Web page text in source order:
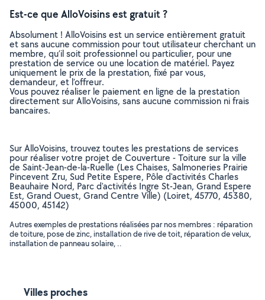
Est-ce que AlloVoisins est gratuit ?
Absolument ! AlloVoisins est un service entièrement gratuit
et sans aucune commission pour tout utilisateur cherchant un
membre, qu’il soit professionnel ou particulier, pour une
prestation de service ou une location de matériel. Payez
uniquement le prix de la prestation, fixé par vous,
demandeur, et l’offreur.
Vous pouvez réaliser le paiement en ligne de la prestation
directement sur AlloVoisins, sans aucune commission ni frais
bancaires.
Sur AlloVoisins, trouvez toutes les prestations de services
pour réaliser votre projet de Couverture - Toiture sur la ville
de Saint-Jean-de-la-Ruelle (Les Chaises, Salmoneries Prairie
Pincevent Zru, Sud Petite Espere, Pôle d'activités Charles
Beauhaire Nord, Parc d'activités Ingre St-Jean, Grand Espere
Est, Grand Ouest, Grand Centre Ville) (Loiret, 45770, 45380,
45000, 45142)
Autres exemples de prestations réalisées par nos membres : réparation
de toiture, pose de zinc, installation de rive de toit, réparation de velux,
installation de panneau solaire, ..
Villes proches